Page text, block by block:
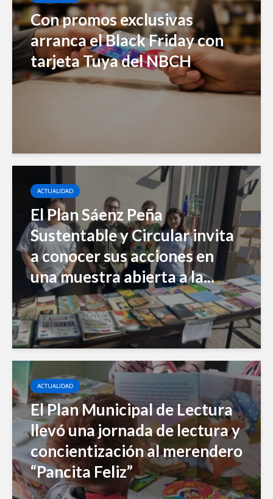
Con promos exclusivas
arranca el Black Friday con
tarjeta Tuya del NBCH
ACTUALIDAD
El Plan Sáenz Peña
Sustentable y Circular invita
a conocer sus acciones en
una muestra abierta a la...
ACTUALIDAD
El Plan Municipal de Lectura
llevó una jornada de lectura y
concientización al merendero
“Pancita Feliz”